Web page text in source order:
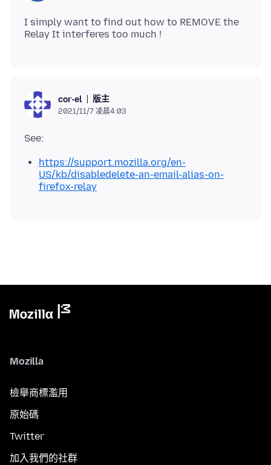
I simply want to find out how to REMOVE the
cor-el 版主
2021/11/7 凌晨4:03
https://support.mozilla.org/en-
US/kb/disabledelete-an-email-alias-on-
firefox-relay
Mozilla
檢舉商標濫用
原始碼
Twitter
加入我們的社群